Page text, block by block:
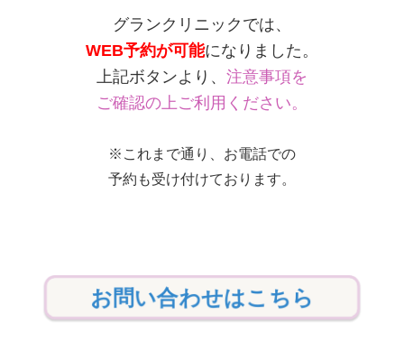
グランクリニックでは、
WEB予約が可能になりました。
上記ボタンより、 注意事項を
ご確認の上ご利用ください。
※これまで通り、お電話での
予約も受け付けております。
お問い合わせはこちら